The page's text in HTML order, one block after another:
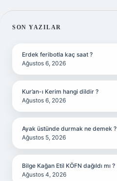
SIDEBAR
SON YAZILAR
Erdek feribotla kaç saat ?
Ağustos 6, 2026
Kur’an-ı Kerim hangi dildir ?
Ağustos 6, 2026
Ayak üstünde durmak ne demek ?
Ağustos 5, 2026
Bilge Kağan Etil KÖFN dağıldı mı ?
Ağustos 4, 2026